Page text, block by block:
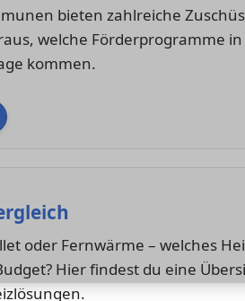
bieten zahlreiche
welche Förderprogramme in
kommen.
oder Fernwärme – welches
Hier findest du eine